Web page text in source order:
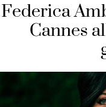
Federica
Cannes